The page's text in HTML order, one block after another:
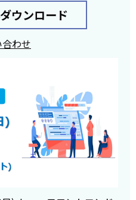
ウンロード
わせ